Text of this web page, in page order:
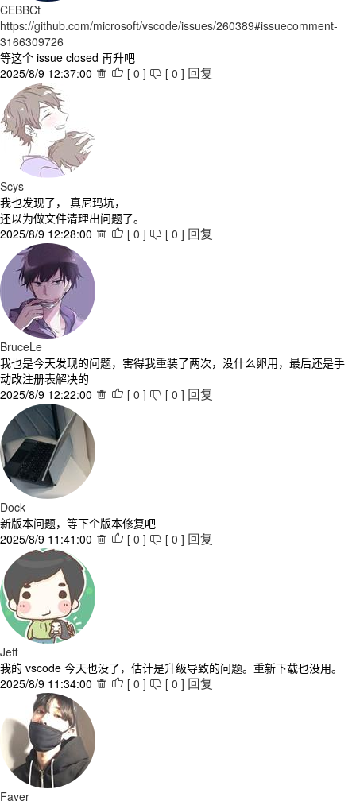
CEBBCt
https://github.com/microsoft/vscode/issues/260389#issuecomment-
3166309726
等这个 issue closed 再升吧
2025/8/9 12:37:00   [ 0 ]  [ 0 ] 回复
Scys
我也发现了， 真尼玛坑，
还以为做文件清理出问题了。
2025/8/9 12:28:00   [ 0 ]  [ 0 ] 回复
BruceLe
我也是今天发现的问题，害得我重装了两次，没什么卵用，最后还是手
动改注册表解决的
2025/8/9 12:22:00   [ 0 ]  [ 0 ] 回复
Dock
新版本问题，等下个版本修复吧
2025/8/9 11:41:00   [ 0 ]  [ 0 ] 回复
Jeff
我的 vscode 今天也没了，估计是升级导致的问题。重新下载也没用。
2025/8/9 11:34:00   [ 0 ]  [ 0 ] 回复
Fayer